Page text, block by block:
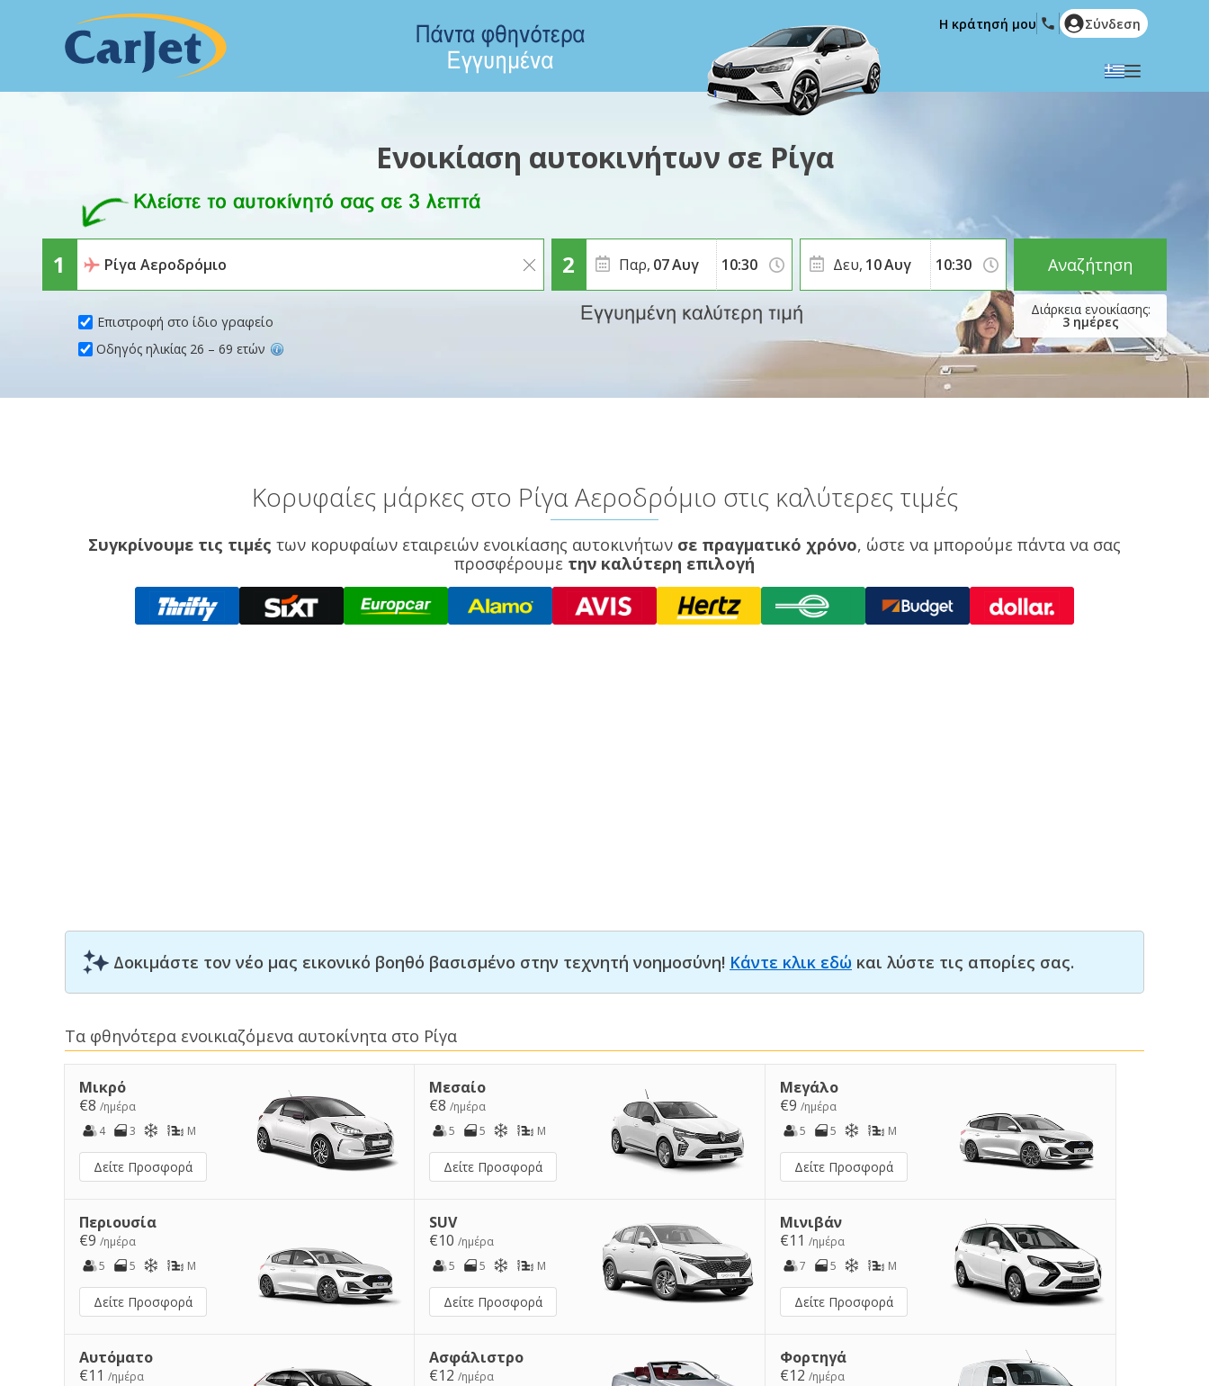
English (US)
Polski
Română
Ελληνικά
Hrvatski
العربية
Η κράτησή μου Σύνδεση
Ενοικίαση αυτοκινήτων σε Ρίγα
Επιστροφή στο ίδιο γραφείο
Παρ, 07Αυγ
3 ημέρες
Δευ, 10Αυγ
Οδηγός ηλικίας 26 – 69 ετών
Αναζήτηση
Κορυφαίες μάρκες στο Ρίγα Αεροδρόμιο στις καλύτερες τιμές
Συγκρίνουμε τις τιμές των κορυφαίων εταιρειών ενοικίασης αυτοκινήτων σε πραγματικό χρόνο, ώστε να μπορούμε πάντα να σας
προσφέρουμε την καλύτερη επιλογή
Δοκιμάστε τον νέο μας εικονικό βοηθό βασισμένο στην τεχνητή νοημοσύνη! Κάντε κλικ εδώ και λύστε τις απορίες σας.
Τα φθηνότερα ενοικιαζόμενα αυτοκίνητα στο Ρίγα
Μικρό
€8 /ημέρα
4
3 M
Δείτε Προσφορά
Μεσαίο
€8/ημέρα
5
5 M
Δείτε Προσφορά
Μεγάλο
€9 /ημέρα
5
5 M
Δείτε Προσφορά
Περιουσία
€9 /ημέρα
5
5 M
Δείτε Προσφορά
SUV
€10/ημέρα
5
5 M
Δείτε Προσφορά
Μινιβάν
€11 /ημέρα
7
5 M
Δείτε Προσφορά
Αυτόματο
€11 /ημέρα
Ασφάλιστρο
€12/ημέρα
Φορτηγά
€12 /ημέρα